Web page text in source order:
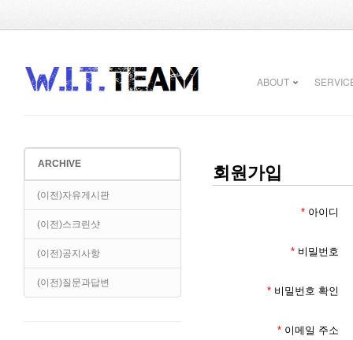
ABOUT
ARCHIVE
(이전)자유게시판
(이전)스크린샷
(이전)공지사항
(이전)질문과답변
회원가입
* 아이디
* 비밀번호
* 비밀번호 확인
* 이메일 주소